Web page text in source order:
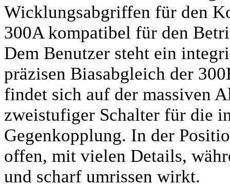
Wicklungsabgriffen für den
300A kompatibel für den
Dem Benutzer steht ein
präzisen Biasabgleich der
findet sich auf der massiven
zweistufiger Schalter für die
Gegenkopplung. In der
offen, mit vielen Details,
und scharf umrissen wirkt.